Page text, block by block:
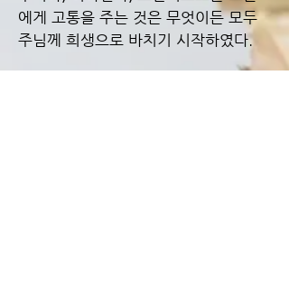
에게 고통을 주는 것은 무엇이든 모두
주님께 희생으로 바치기 시작하였다.